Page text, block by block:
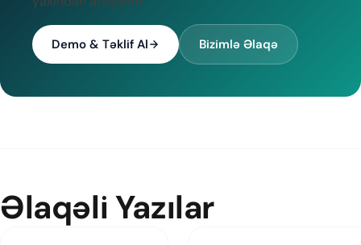
Demo & Təklif Al Bizimlə Əlaqə
Əlaqəli Yazılar